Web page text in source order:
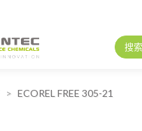
搜索
ECOREL FREE 305-21